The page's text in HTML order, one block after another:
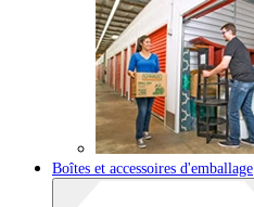
Boîtes et accessoires d'emballage